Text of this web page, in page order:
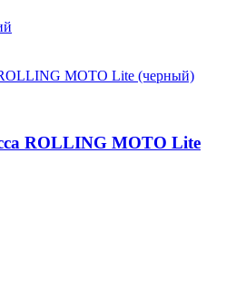
ROLLING MOTO Lite